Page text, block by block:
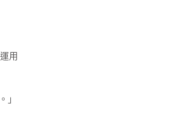
用
」